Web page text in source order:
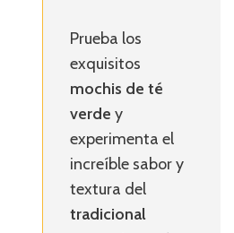
Prueba los
exquisitos
mochis de té
verde y
experimenta el
increíble sabor y
textura del
tradicional